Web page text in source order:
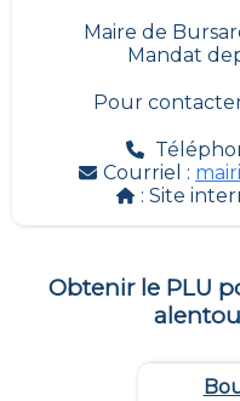
Maire de
Mandat
Pour
Courriel :
: Site
Obtenir le PLU